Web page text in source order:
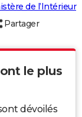
de l’Intérieur
Partager
le plus
dévoilés